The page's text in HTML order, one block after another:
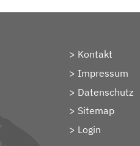
Kontakt
Impressum
Datenschutz
Sitemap
> Login